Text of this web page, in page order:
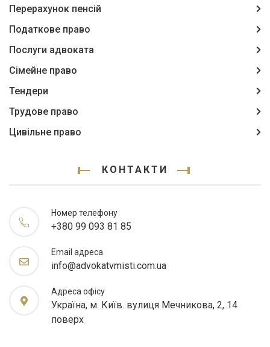
Перерахунок пенсій
Податкове право
Послуги адвоката
Сімейне право
Тендери
Трудове право
Цивільне право
КОНТАКТИ
Номер телефону
+380 99 093 81 85
Email адреса
info@advokatvmisti.com.ua
Адреса офісу
Україна, м. Київ. вулиця Мечникова, 2, 14
поверх